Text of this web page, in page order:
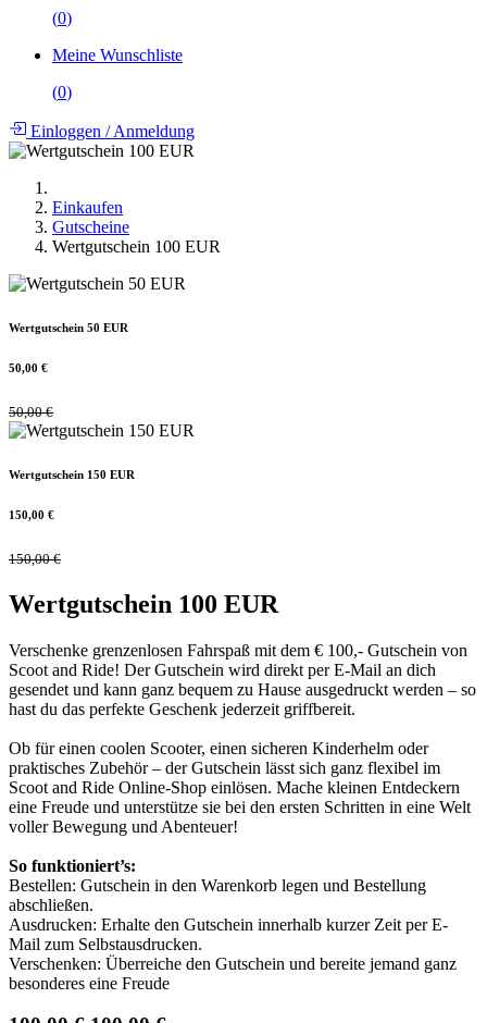
(0)
Meine Wunschliste
(0)
Einloggen /Anmeldung
Einkaufen
Gutscheine
Wertgutschein 100 EUR
Wertgutschein 50 EUR
50,00 €
50,00€
Wertgutschein 150 EUR
150,00 €
150,00€
Wertgutschein 100 EUR
Verschenke grenzenlosen Fahrspaß mit dem € 100,- Gutschein von
Scoot and Ride! Der Gutschein wird direkt per E-Mail an dich
gesendet und kann ganz bequem zu Hause ausgedruckt werden – so
hast du das perfekte Geschenk jederzeit griffbereit.
Ob für einen coolen Scooter, einen sicheren Kinderhelm oder
praktisches Zubehör – der Gutschein lässt sich ganz flexibel im
Scoot and Ride Online-Shop einlösen. Mache kleinen Entdeckern
eine Freude und unterstütze sie bei den ersten Schritten in eine Welt
voller Bewegung und Abenteuer!
So funktioniert’s:
Bestellen: Gutschein in den Warenkorb legen und Bestellung
abschließen.
Ausdrucken: Erhalte den Gutschein innerhalb kurzer Zeit per E-
Mail zum Selbstausdrucken.
Verschenken: Überreiche den Gutschein und bereite jemand ganz
besonderes eine Freude